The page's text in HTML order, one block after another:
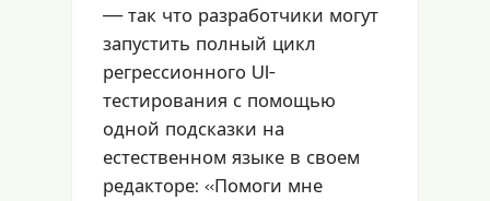
— так что разработчики могут
запустить полный цикл
регрессионного UI-
тестирования с помощью
одной подсказки на
естественном языке в своем
редакторе: «Помоги мне